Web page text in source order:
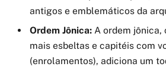
antigos e emblemáticos da
Ordem Jônica: A ordem jônica,
mais esbeltas e capitéis com
(enrolamentos), adiciona um